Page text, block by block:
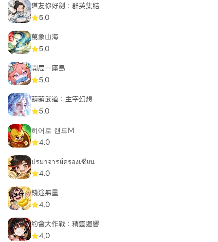
道友你好劍：群英集結
5.0
萬象山海
5.0
開局一座島
5.0
萌萌武道：主宰幻想
5.0
히어로 랜드M
4.0
ปรมาจารย์ครองเซียน
4.0
錢途無量
4.0
約會大作戰：精靈迴響
4.0